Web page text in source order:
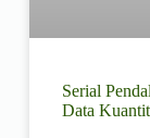
Serial
Data